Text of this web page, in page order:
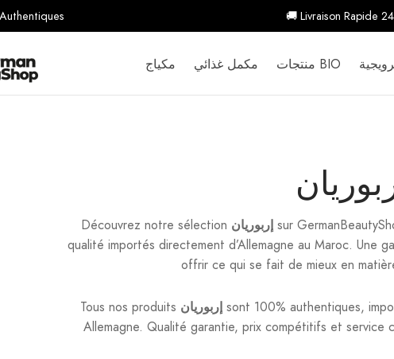
🚚 Livraison Rapide
مكياج مكمل غذائي منتجات BIO
Découvrez notre sélection إربوريان sur
qualité importés directement d’Allemagne au Maroc. Une
offrir ce qui se fait de mieux en
Tous nos produits إربوريان sont 100% authentiques,
Allemagne. Qualité garantie, prix compétitifs et